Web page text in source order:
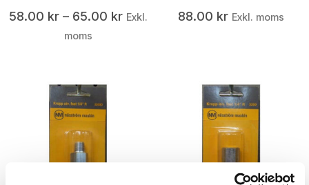
58.00 kr– 65.00 kr Exkl.
moms
88.00 kr Exkl. moms